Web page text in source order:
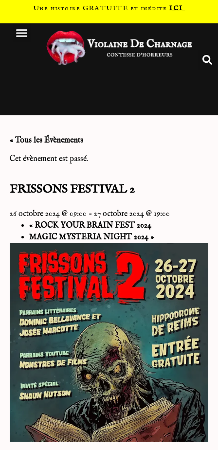
Une histoire GRATUITE et inéditeICI
« Tous les Évènements
Cet évènement est passé.
FRISSONS FESTIVAL 2
26 octobre 2024 @ 09:00 - 27 octobre 2024 @ 19:00
« ROCK YOUR BRAIN FEST 2024
MAGIC MYSTERIA NIGHT 2024»